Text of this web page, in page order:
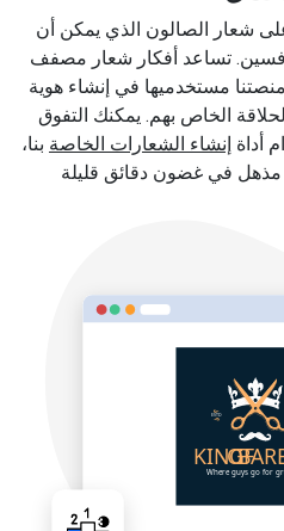
شعار الصالون الذي يمكن أن
تساعد أفكار شعار مصفف
مستخدميها في إنشاء هوية
الخاص بهم. يمكنك التفوق
أداة إنشاء الشعارات الخاصة بنا،
مذهل في غضون دقائق قليلة